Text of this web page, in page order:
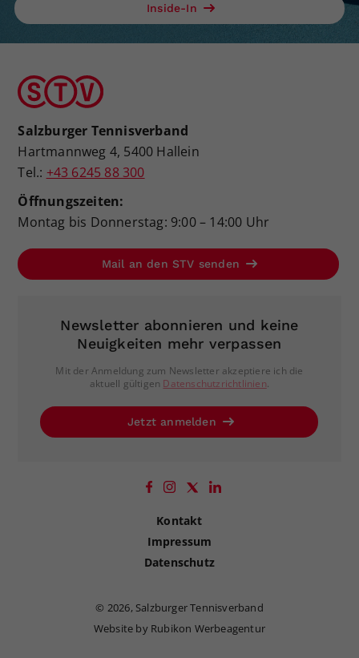
Inside-In
Salzburger Tennisverband
Hartmannweg 4, 5400 Hallein
Tel.: +43 6245 88 300
Öffnungszeiten:
Montag bis Donnerstag: 9:00 – 14:00 Uhr
Mail an den STV senden
Newsletter abonnieren und keine
Neuigkeiten mehr verpassen
Mit der Anmeldung zum Newsletter akzeptiere ich die
aktuell gültigen Datenschutzrichtlinien.
Jetzt anmelden
Kontakt
Impressum
Datenschutz
© 2026, Salzburger Tennisverband
Website by Rubikon Werbeagentur